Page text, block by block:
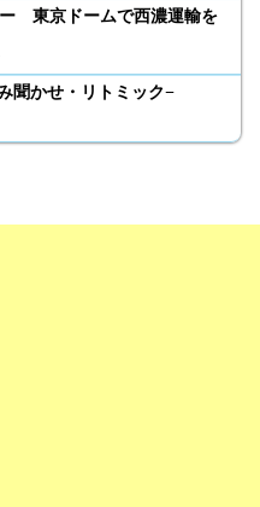
東京ドームで西濃運輸を
聞かせ・リトミック−